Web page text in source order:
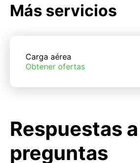
Más servicios
Carga aérea
Obtener ofertas
Respuestas a
preguntas